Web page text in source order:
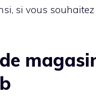
si vous souhaitez